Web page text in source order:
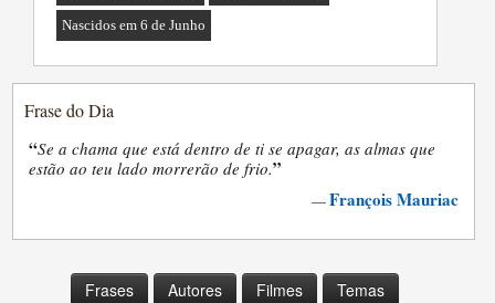
Nascidos em 6 de Junho
Frase do Dia
“Se a chama que está dentro de ti se apagar, as almas que
estão ao teu lado morrerão de frio.”
—François Mauriac
Frases Autores Filmes Temas